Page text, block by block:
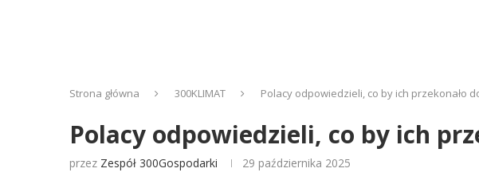
Strona główna 300KLIMAT Polacy odpowiedzieli, co by ich przekonało
Polacy odpowiedzieli, co by ich
przez Zespół 300Gospodarki 29 października 2025